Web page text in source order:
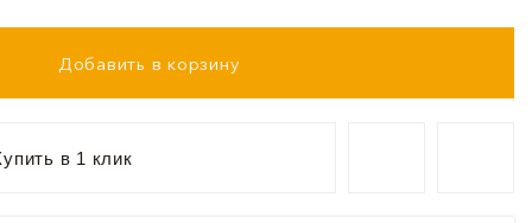
Добавить в корзину
в 1 клик